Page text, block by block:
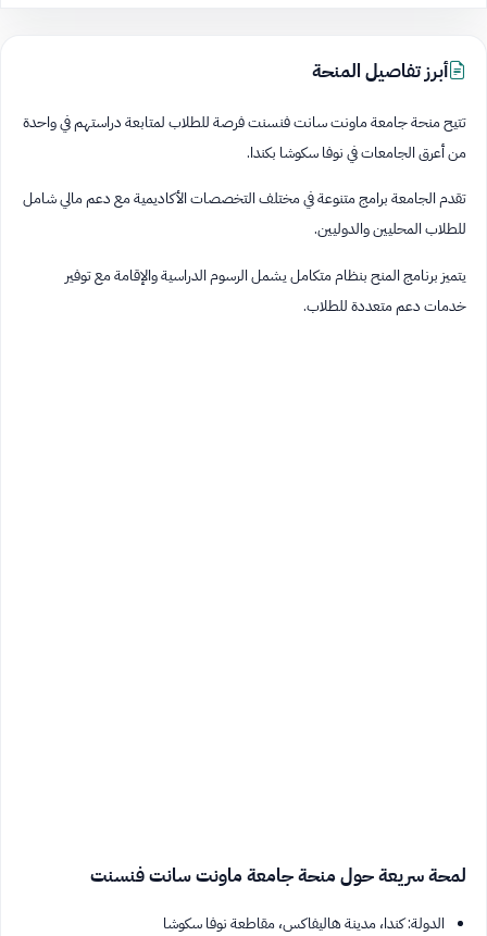
أبرز تفاصيل المنحة
تتيح منحة جامعة ماونت سانت فنسنت فرصة للطلاب لمتابعة دراستهم في واحدة
من أعرق الجامعات في نوفا سكوشا بكندا.
تقدم الجامعة برامج متنوعة في مختلف التخصصات الأكاديمية مع دعم مالي شامل
للطلاب المحليين والدوليين.
يتميز برنامج المنح بنظام متكامل يشمل الرسوم الدراسية والإقامة مع توفير
خدمات دعم متعددة للطلاب.
لمحة سريعة حول منحة جامعة ماونت سانت فنسنت
الدولة: كندا، مدينة هاليفاكس، مقاطعة نوفا سكوشا